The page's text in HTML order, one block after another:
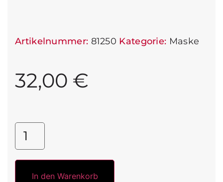
Artikelnummer: 81250 Kategorie: Maske
32,00 €
In den Warenkorb